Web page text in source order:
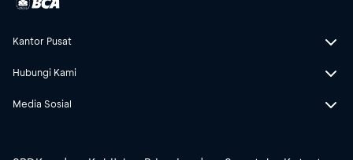
Kantor Pusat
Hubungi Kami
Media Sosial